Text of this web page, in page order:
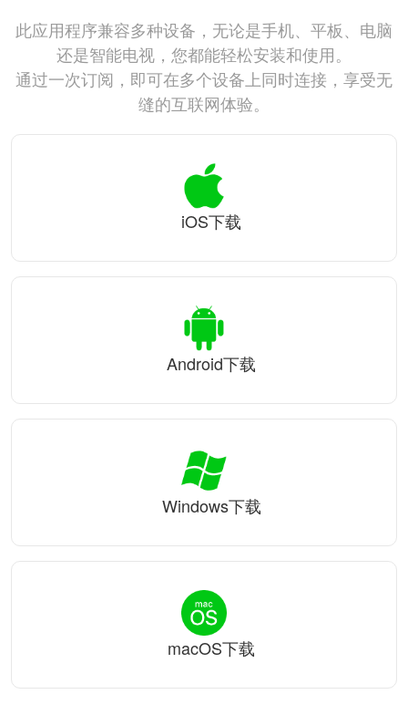
此应用程序兼容多种设备，无论是手机、平板、电脑
还是智能电视，您都能轻松安装和使用。
通过一次订阅，即可在多个设备上同时连接，享受无
缝的互联网体验。
iOS下载
Android下载
Windows下载
macOS下载